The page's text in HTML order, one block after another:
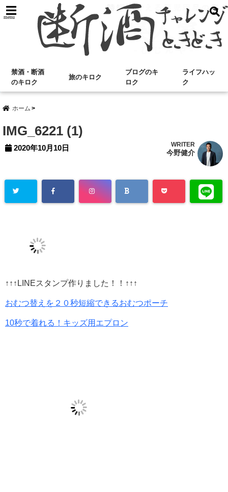
menu
禁酒・断酒
のキロク
旅のキロク
ブログのキ
ロク
ライフハッ
ク
ホーム
IMG_6221 (1)
2020年10月10日 WRITER
今野健介
↑↑↑LINEスタンプ作りました！！↑↑↑
おむつ替えを２０秒短縮できるおむつポーチ
10秒で着れる！キッズ用エプロン